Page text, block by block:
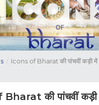
/ Icons of Bharat की पांचवीं कड़ी में
की पांचवीं कड़ी में